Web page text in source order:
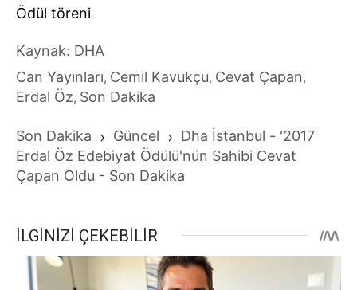
Ödül töreni
Kaynak: DHA
Can Yayınları, Cemil Kavukçu, Cevat Çapan,
Erdal Öz, Son Dakika
Son Dakika › Güncel › Dha İstanbul - '2017
Erdal Öz Edebiyat Ödülü'nün Sahibi Cevat
Çapan Oldu - Son Dakika